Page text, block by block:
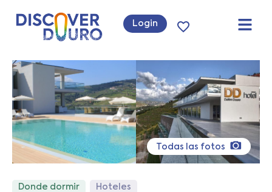
Login
Todas las fotos
Donde dormir Hoteles